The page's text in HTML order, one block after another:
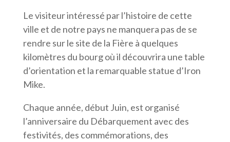
Le visiteur intéressé par l’histoire de cette
ville et de notre pays ne manquera pas de se
rendre sur le site de la Fière à quelques
kilomètres du bourg où il découvrira une table
d’orientation et la remarquable statue d’Iron
Mike.
Chaque année, début Juin, est organisé
l’anniversaire du Débarquement avec des
festivités, des commémorations, des